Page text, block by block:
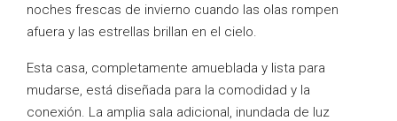
noches frescas de invierno cuando las olas rompen
afuera y las estrellas brillan en el cielo.
Esta casa, completamente amueblada y lista para
mudarse, está diseñada para la comodidad y la
conexión. La amplia sala adicional, inundada de luz